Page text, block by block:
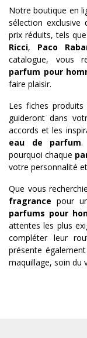
Notre boutique en
sélection exclusive
prix réduits, tels
Ricci, Paco
catalogue, vous
parfum pour
faire plaisir.
Les fiches
guideront dans
accords et les
eau de parfum.
pourquoi chaque
votre personnalité
Que vous
fragrance pour
parfums pour
attentes les plus
compléter leur
présente
maquillage, soin du